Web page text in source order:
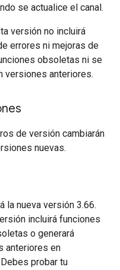
se actualice el canal.
versión no incluirá
errores ni mejoras de
obsoletas ni se
versiones anteriores.
de versión cambiarán
nuevas.
la nueva versión 3.66.
incluirá funciones
o generará
anteriores en
probar tu